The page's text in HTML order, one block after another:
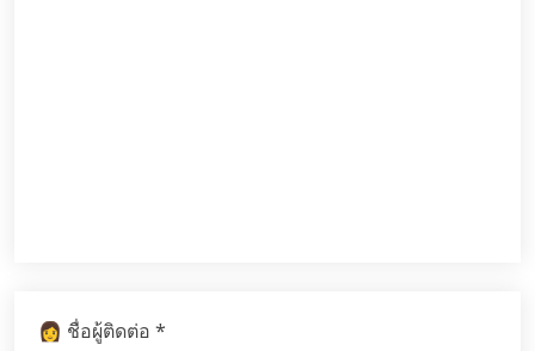
👩 ชื่อผู้ติดต่อ *